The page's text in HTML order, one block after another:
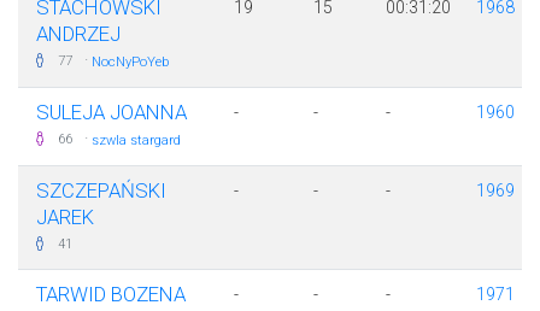
STACHOWSKI
ANDRZEJ
77 · NocNyPoYeb
19 15 00:31:20 1968
SULEJA JOANNA
66 · szwla stargard
- - - 1960
SZCZEPAŃSKI
JAREK
41
- - - 1969
TARWID BOZENA - - - 1971